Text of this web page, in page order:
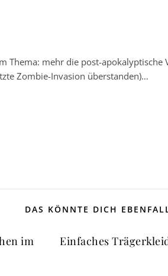
Thema: mehr die post-apokalyptische
Zombie-Invasion überstanden)…
DAS KÖNNTE DICH
im
Einfaches